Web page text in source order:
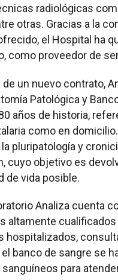
radiológicas
otras. Gracias a la
el Hospital ha
como proveedor de
de un nuevo contrato,
Patológica y
años de historia,
como en
la pluripatología y
cuyo objetivo es
de vida posible.
Analiza cuenta
altamente
hospitalizados,
el banco de sangre se
sanguíneos para